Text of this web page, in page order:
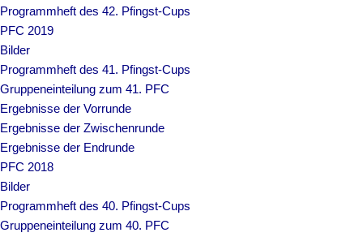
Programmheft des 42. Pfingst-Cups
PFC 2019
Bilder
Programmheft des 41. Pfingst-Cups
Gruppeneinteilung zum 41. PFC
Ergebnisse der Vorrunde
Ergebnisse der Zwischenrunde
Ergebnisse der Endrunde
PFC 2018
Bilder
Programmheft des 40. Pfingst-Cups
Gruppeneinteilung zum 40. PFC